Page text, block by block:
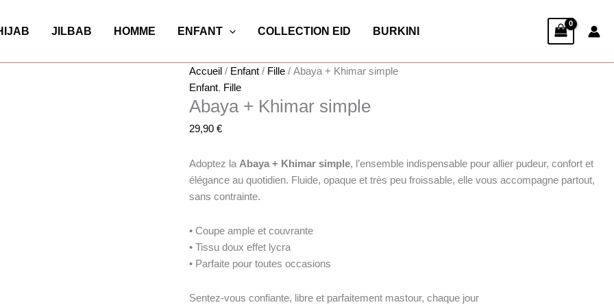
JILBAB HOMME ENFANT COLLECTION EID BURKINI
Accueil / Enfant / Fille / Abaya + Khimar simple
Enfant, Fille
Abaya + Khimar simple
29,90€
Adoptez la Abaya + Khimar simple, l’ensemble indispensable pour allier pudeur, confort et
élégance au quotidien. Fluide, opaque et très peu froissable, elle vous accompagne partout,
sans contrainte.
• Coupe ample et couvrante
• Tissu doux effet lycra
• Parfaite pour toutes occasions
Sentez-vous confiante, libre et parfaitement mastour, chaque jour
Khimar
simple